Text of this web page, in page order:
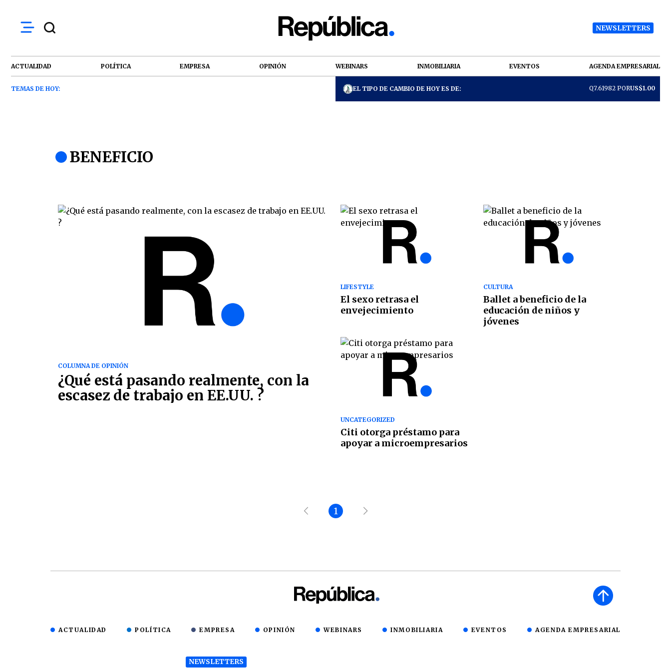
NEWSLETTERS
ACTUALIDAD POLÍTICA EMPRESA OPINIÓN WEBINARS INMOBILIARIA EVENTOS AGENDA EMPRESARIAL
TEMAS DE HOY: EL TIPO DE CAMBIO DE HOY ES DE: Q7.61982 PORUS$1.00
BENEFICIO
COLUMNA DE OPINIÓN
¿Qué está pasando realmente, con la
escasez de trabajo en EE.UU. ?
LIFESTYLE
El sexo retrasa el
envejecimiento
CULTURA
Ballet a beneficio de la
educación de niños y
jóvenes
UNCATEGORIZED
Citi otorga préstamo para
apoyar a microempresarios
1
ACTUALIDAD POLÍTICA EMPRESA OPINIÓN WEBINARS INMOBILIARIA EVENTOS AGENDA EMPRESARIAL
NEWSLETTERS